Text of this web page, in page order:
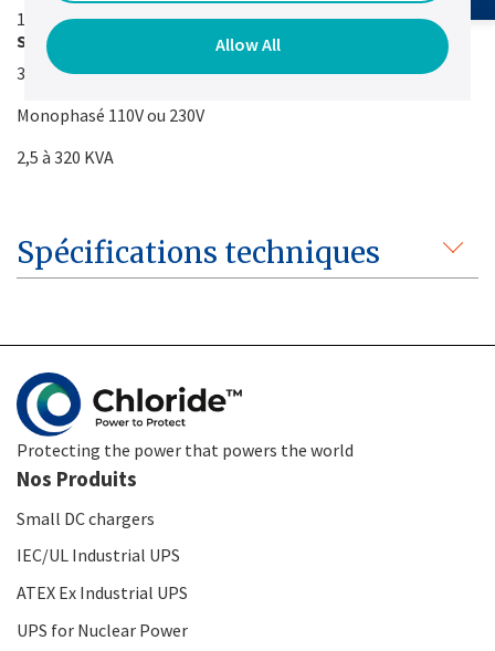
110 Vcc / 220 Vcc
Sortie
3 phases 220 V ou 400 V
Monophasé 110V ou 230V
2,5 à 320 KVA
Spécifications techniques
Protecting the power that powers the world
Nos Produits
Small DC chargers
IEC/UL Industrial UPS
ATEX Ex Industrial UPS
UPS for Nuclear Power
Allow All